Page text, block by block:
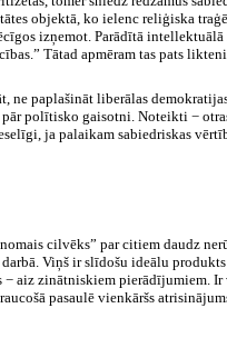
objektā, ko ielenc reliģiska
izņemot. Parādītā
Tātad apmēram tas pats
ne paplašināt liberālas
polītisko gaisotni. Noteikti −
ja palaikam sabiedriskas
cilvēks” par citiem daudz
Viņš ir slīdošu ideālu
− aiz zinātniskiem pierādījumiem.
pasaulē vienkāršs